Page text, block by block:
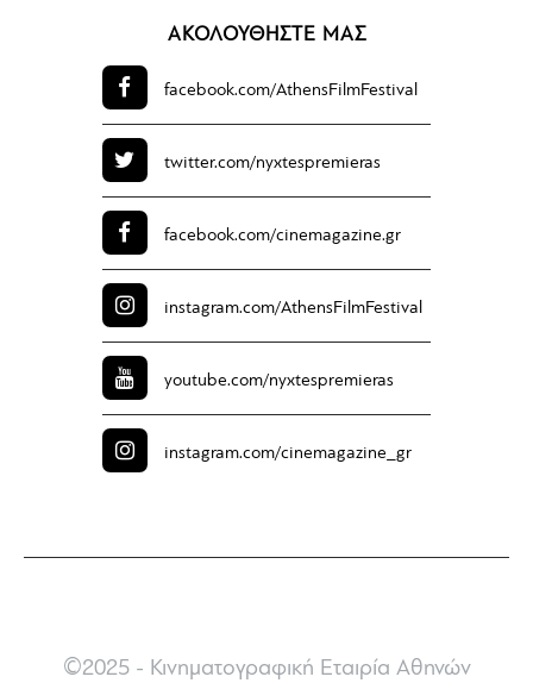
ΑΚΟΛΟΥΘΗΣΤΕ ΜΑΣ
facebook.com/AthensFilmFestival
twitter.com/nyxtespremieras
facebook.com/cinemagazine.gr
instagram.com/AthensFilmFestival
youtube.com/nyxtespremieras
instagram.com/cinemagazine_gr
©2025 - Κινηματογραφική Εταιρία Αθηνών